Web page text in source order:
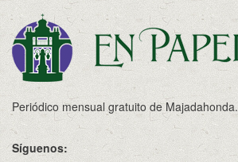
Periódico mensual gratuito de Majadahonda.
Síguenos: